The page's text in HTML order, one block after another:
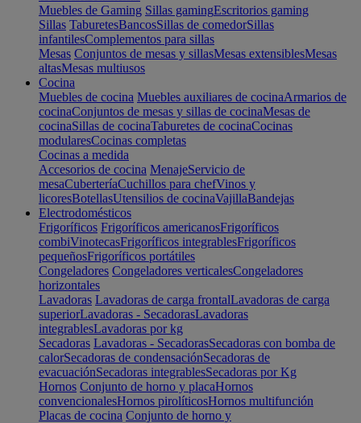
Muebles de Gaming Sillas gamingEscritorios gaming
Sillas TaburetesBancosSillas de comedorSillas
infantilesComplementos para sillas
Mesas Conjuntos de mesas y sillasMesas extensiblesMesas
altasMesas multiusos
Cocina
Muebles de cocina Muebles auxiliares de cocinaArmarios de
cocinaConjuntos de mesas y sillas de cocinaMesas de
cocinaSillas de cocinaTaburetes de cocinaCocinas
modularesCocinas completas
Cocinas a medida
Accesorios de cocina MenajeServicio de
mesaCuberteríaCuchillos para chefVinos y
licoresBotellasUtensilios de cocinaVajillaBandejas
Electrodomésticos
Frigoríficos Frigoríficos americanosFrigoríficos
combiVinotecasFrigoríficos integrablesFrigoríficos
pequeñosFrigoríficos portátiles
Congeladores Congeladores verticalesCongeladores
horizontales
Lavadoras Lavadoras de carga frontalLavadoras de carga
superiorLavadoras - SecadorasLavadoras
integrablesLavadoras por kg
Secadoras Lavadoras - SecadorasSecadoras con bomba de
calorSecadoras de condensaciónSecadoras de
evacuaciónSecadoras integrablesSecadoras por Kg
Hornos Conjunto de horno y placaHornos
convencionalesHornos pirolíticosHornos multifunción
Placas de cocina Conjunto de horno y